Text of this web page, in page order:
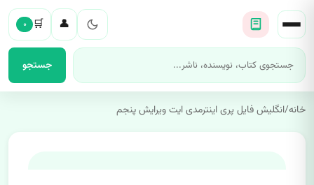
جستجو
👤
🛒 ۰
خانه/انگلیش فایل پری اینترمدی ایت ویرایش پنجم